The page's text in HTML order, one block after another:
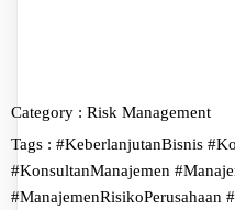
Category : Risk Management
Tags : #KeberlanjutanBisnis
#KonsultanManajemen
#ManajemenRisikoPerusahaan